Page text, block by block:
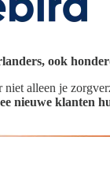
ook
alleen je
nieuwe klanten